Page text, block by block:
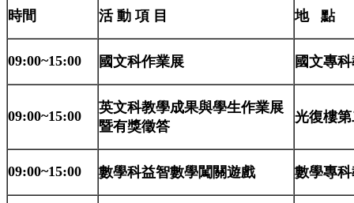
時間 活 動 項 目 地 點
09:00~15:00 國文科作業展 國文專
09:00~15:00
英文科教學成果與學生作業展
暨有獎徵答
光復樓
09:00~15:00 數學科益智數學闖關遊戲 數學專